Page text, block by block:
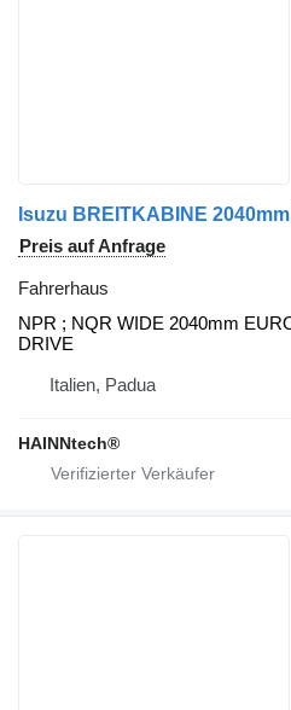
Preis auf Anfrage
Fahrerhaus
NPR ; NQR WIDE 2040mm
DRIVE
Italien, Padua
HAINNtech®